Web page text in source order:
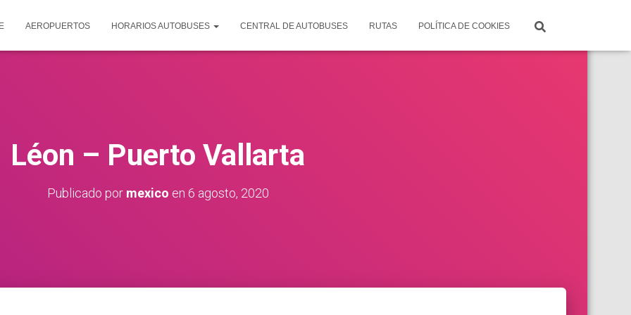
AEROPUERTOS HORARIOS AUTOBUSES CENTRAL DE AUTOBUSES RUTAS POLÍTICA DE COOKIES
Léon – Puerto Vallarta
Publicado por mexico en 6 agosto, 2020